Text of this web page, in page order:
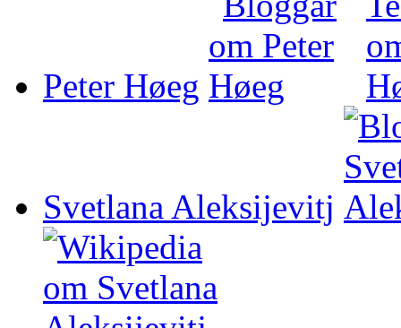
Peter Høeg
Svetlana Aleksijevitj